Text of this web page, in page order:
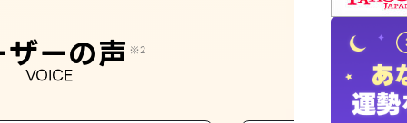
おすす
よくあ
ーの声 ※2
VOICE